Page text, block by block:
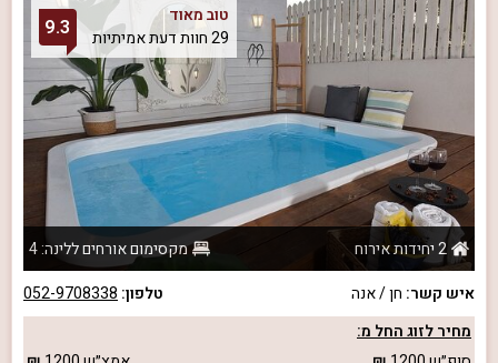
טוב מאוד
29 חוות דעת אמיתיות
9.3
2 יחידות אירוח
מקסימום אורחים ללינה: 4
איש קשר: חן / אנה טלפון: 052-9708338
מחיר לזוג החל מ: